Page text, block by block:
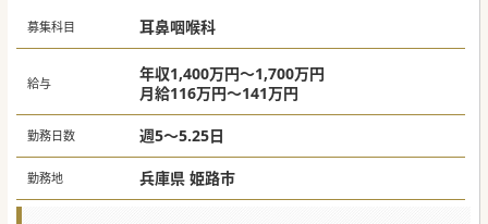
募集科目 耳鼻咽喉科
給与
年収1,400万円～1,700万円
月給116万円～141万円
勤務日数 週5～5.25日
勤務地 兵庫県 姫路市